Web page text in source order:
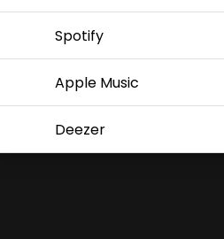
Spotify
Apple Music
Deezer